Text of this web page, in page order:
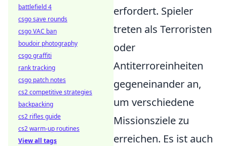
erfordert. Spieler
treten als Terroristen
oder
Antiterroreinheiten
gegeneinander an,
um verschiedene
Missionsziele zu
erreichen. Es ist auch
battlefield 4
csgo save rounds
csgo VAC ban
boudoir photography
csgo graffiti
rank tracking
csgo patch notes
cs2 competitive strategies
backpacking
cs2 rifles guide
cs2 warm-up routines
View all tags